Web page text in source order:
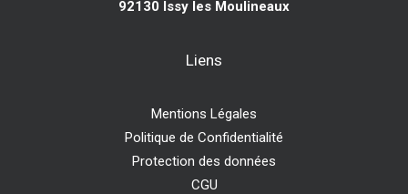
92130 Issy les Moulineaux
Liens
Mentions Légales
Politique de Confidentialité
Protection des données
CGU